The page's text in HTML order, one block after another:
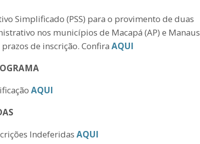
Simplificado (PSS) para o provimento de duas
nos municípios de Macapá (AP) e Manaus
de inscrição. Confira AQUI
AQUI
Indeferidas AQUI